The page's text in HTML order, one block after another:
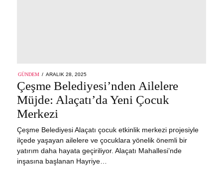
GÜNDEM
POSTED
ARALIK 28, 2025
Çeşme Belediyesi’nden Ailelere
Müjde: Alaçatı’da Yeni Çocuk
Merkezi
Çeşme Belediyesi Alaçatı çocuk etkinlik merkezi projesiyle
ilçede yaşayan ailelere ve çocuklara yönelik önemli bir
yatırım daha hayata geçiriliyor. Alaçatı Mahallesi’nde
inşasına başlanan Hayriye…